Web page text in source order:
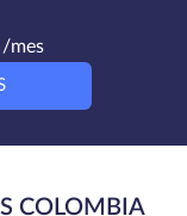
/mes
COLOMBIA